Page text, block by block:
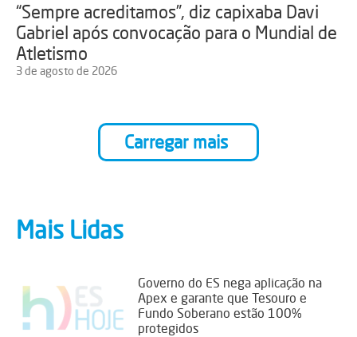
“Sempre acreditamos”, diz capixaba Davi
Gabriel após convocação para o Mundial de
Atletismo
3 de agosto de 2026
Carregar mais
Mais Lidas
Governo do ES nega aplicação na
Apex e garante que Tesouro e
Fundo Soberano estão 100%
protegidos